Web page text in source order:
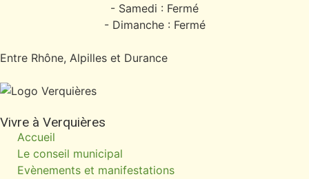
- Samedi : Fermé
- Dimanche : Fermé
Entre Rhône, Alpilles et Durance
Vivre à Verquières
Accueil
Le conseil municipal
Evènements et manifestations